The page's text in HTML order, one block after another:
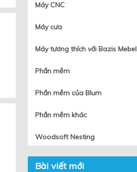
Máy CNC
Máy cưa
Máy tương thích với Bazis
Phần mềm
Phần mềm của Blum
Phần mềm khác
Woodsoft Nesting
Bài viết mới